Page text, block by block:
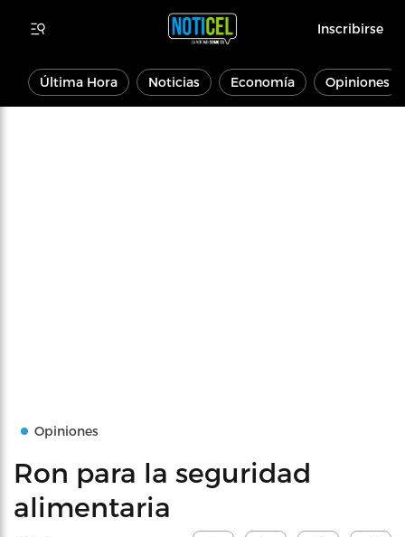
Inscribirse
Última Hora Noticias Economía Opiniones
Opiniones
Ron para la seguridad
alimentaria